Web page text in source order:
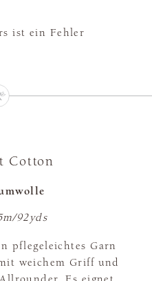
ist ein Fehler
Cotton
92yds
pflegeleichtes Garn
weichem Griff und